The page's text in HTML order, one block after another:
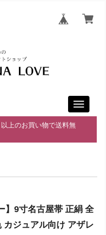
Toggle
上のお買い物で送料無
】9寸名古屋帯 正絹 全
ジュアル向け アザレ